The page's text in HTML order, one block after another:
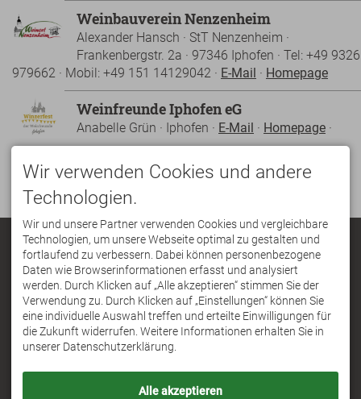
Weinbauverein Nenzenheim
Alexander Hansch · StT Nenzenheim ·
Frankenbergstr. 2a · 97346 Iphofen · Tel: +49 9326
979662 · Mobil: +49 151 14129042 · E-Mail · Homepage
Weinfreunde Iphofen eG
Anabelle Grün · Iphofen · E-Mail · Homepage ·
Stadt Iphofen
+49 9323 87150|info@vgem.iphofen.de
Termine &
Veranstaltungen
Wir verwenden Cookies und andere
Technologien.
Wir und unsere Partner verwenden Cookies und vergleichbare
Technologien, um unsere Webseite optimal zu gestalten und
fortlaufend zu verbessern. Dabei können personenbezogene
Daten wie Browserinformationen erfasst und analysiert
werden. Durch Klicken auf „Alle akzeptieren“ stimmen Sie der
Verwendung zu. Durch Klicken auf „Einstellungen“ können Sie
eine individuelle Auswahl treffen und erteilte Einwilligungen für
die Zukunft widerrufen. Weitere Informationen erhalten Sie in
unserer Datenschutzerklärung.
Alle akzeptieren